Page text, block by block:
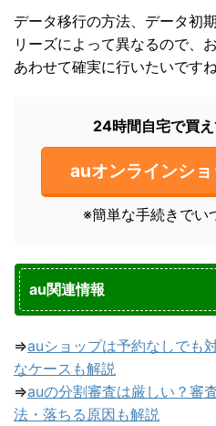
データ移行の方法、データ初
リーズによって異なるので、
あわせて確実に行いたいですね
24時間自宅で買
auオンラインシ
※簡単な手続きでい
au関連情報
⇒auショップは予約なしでも
なケースも解説
⇒auの分割審査は厳しい？審
法・落ちる原因も解説